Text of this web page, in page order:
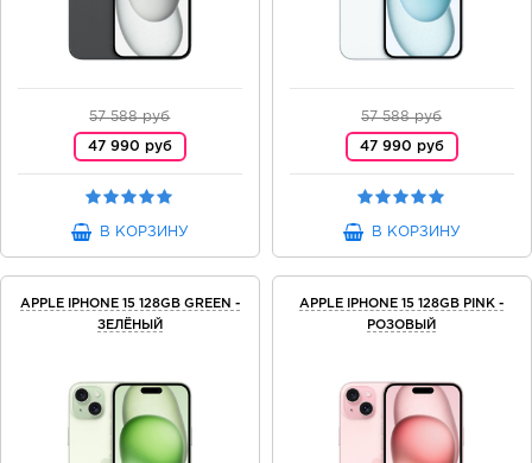
57 588 руб
47 990 руб
В КОРЗИНУ
57 588 руб
47 990 руб
В КОРЗИНУ
APPLE IPHONE 15 128GB GREEN -
ЗЕЛЁНЫЙ
APPLE IPHONE 15 128GB PINK -
РОЗОВЫЙ